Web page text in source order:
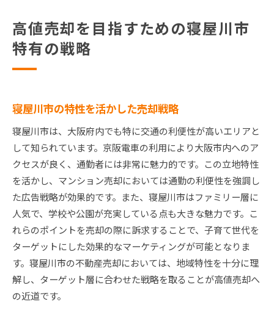
高値売却を目指すための寝屋川市
特有の戦略
寝屋川市の特性を活かした売却戦略
寝屋川市は、大阪府内でも特に交通の利便性が高いエリアと
して知られています。京阪電車の利用により大阪市内へのア
クセスが良く、通勤者には非常に魅力的です。この立地特性
を活かし、マンション売却においては通勤の利便性を強調し
た広告戦略が効果的です。また、寝屋川市はファミリー層に
人気で、学校や公園が充実している点も大きな魅力です。こ
れらのポイントを売却の際に訴求することで、子育て世代を
ターゲットにした効果的なマーケティングが可能となりま
す。寝屋川市の不動産売却においては、地域特性を十分に理
解し、ターゲット層に合わせた戦略を取ることが高値売却へ
の近道です。